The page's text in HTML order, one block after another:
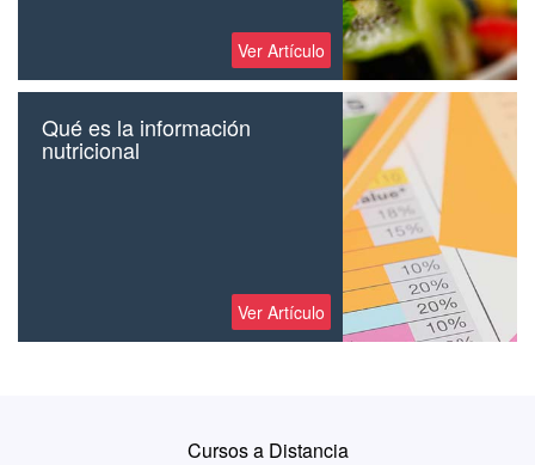
Ver Artículo
Qué es la información
nutricional
Ver Artículo
Cursos a Distancia